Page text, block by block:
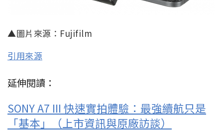
▲圖片來源：Fujifilm
引用來源
延伸閱讀：
SONY A7 III 快速實拍體驗：最強續航只是
「基本」（上市資訊與原廠訪談）